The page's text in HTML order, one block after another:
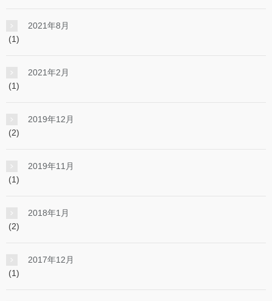
2021年8月
(1)
2021年2月
(1)
2019年12月
(2)
2019年11月
(1)
2018年1月
(2)
2017年12月
(1)